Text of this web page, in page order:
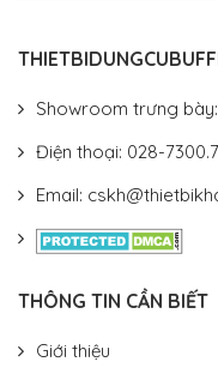
Showroom trưng bày:
Điện thoại: 028-
Email:
THÔNG TIN CẦN BIẾT
Giới thiệu